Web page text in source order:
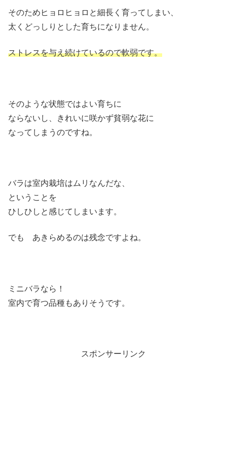
そのためヒョロヒョロと細長く育ってしまい、
太くどっしりとした育ちになりません。
ストレスを与え続けているので軟弱です。
そのような状態ではよい育ちに
ならないし、きれいに咲かず貧弱な花に
なってしまうのですね。
バラは室内栽培はムリなんだな、
ということを
ひしひしと感じてしまいます。
でも あきらめるのは残念ですよね。
ミニバラなら！
室内で育つ品種もありそうです。
スポンサーリンク